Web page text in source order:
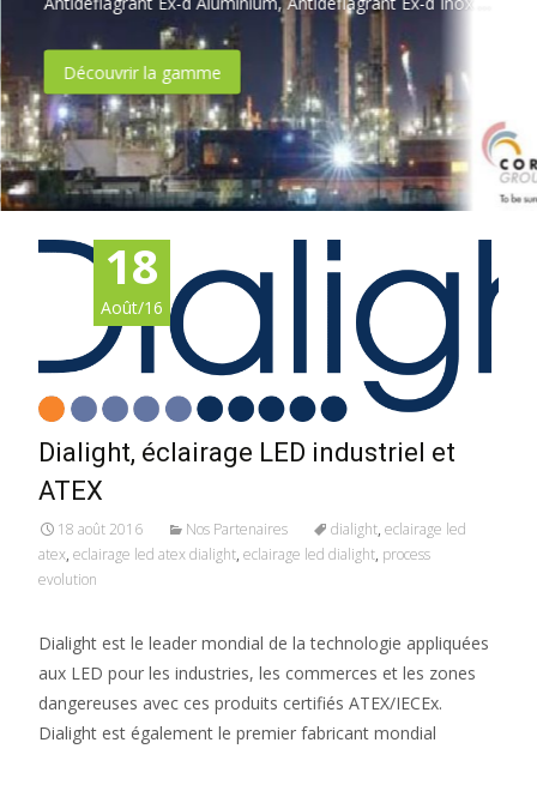
Découvrir la gamme
18
Août/16
Dialight, éclairage LED industriel et
ATEX
18 août 2016 Nos Partenaires dialight, eclairage led
atex, eclairage led atex dialight, eclairage led dialight, process
evolution
Dialight est le leader mondial de la technologie appliquées
aux LED pour les industries, les commerces et les zones
dangereuses avec ces produits certifiés ATEX/IECEx.
Dialight est également le premier fabricant mondial